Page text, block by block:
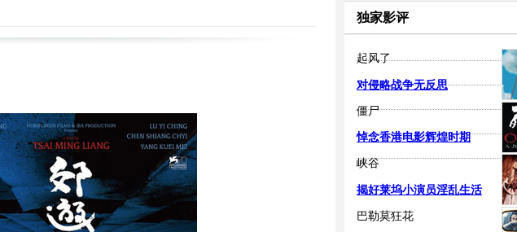
独家影评
起风了
对侵略战争无反思
僵尸
悼念香港电影辉煌时期
峡谷
揭好莱坞小演员淫乱生活
巴勒莫狂花